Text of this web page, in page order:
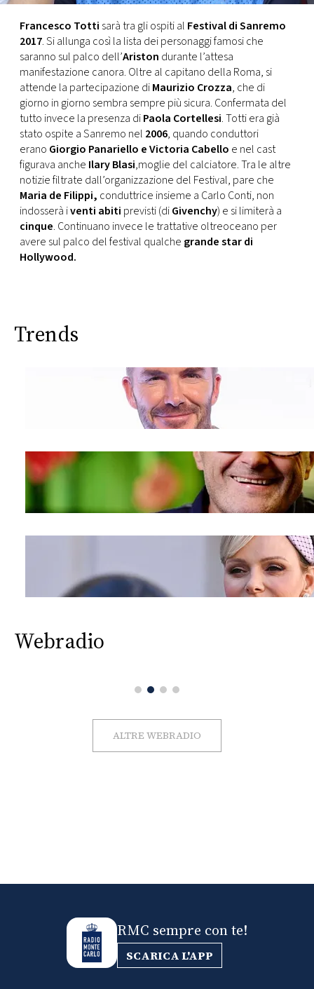
PRINCIPATO
DI
MONACO
RMC
CONSIGLIA
Francesco Totti sarà tra gli ospiti al Festival di Sanremo
2017. Si allunga così la lista dei personaggi famosi che
saranno sul palco dell’Ariston durante l’attesa
manifestazione canora. Oltre al capitano della Roma, si
attende la partecipazione diMaurizio Crozza, che di
giorno in giorno sembra sempre più sicura. Confermata del
tutto invece la presenza diPaola Cortellesi. Totti era già
stato ospite a Sanremo nel 2006, quando conduttori
erano Giorgio Panariello e Victoria Cabello e nel cast
figurava anche Ilary Blasi,moglie del calciatore. Tra le altre
notizie filtrate dall’organizzazione del Festival, pare che
Maria de Filippi, conduttrice insieme a Carlo Conti, non
indosserà iventi abiti previsti (diGivenchy) e si limiterà a
cinque. Continuano invece le trattative oltreoceano per
avere sul palco del festival qualche grande star di
Hollywood.
Trends
Webradio
ALTRE WEBRADIO
RMC sempre con te!
SCARICA L'APP